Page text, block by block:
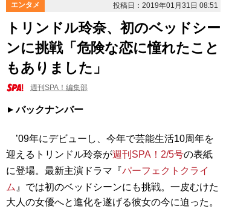
エンタメ 投稿日：2019年01月31日 08:51
トリンドル玲奈、初のベッドシー
ンに挑戦「危険な恋に憧れたこと
もありました」
週刊SPA！編集部
バックナンバー
’09年にデビューし、今年で芸能生活10周年を
迎えるトリンドル玲奈が週刊SPA！2/5号の表紙
に登場。最新主演ドラマ『パーフェクトクライ
ム 』では初のベッドシーンにも挑戦。一皮むけた
大人の女優へと進化を遂げる彼女の今に迫った。